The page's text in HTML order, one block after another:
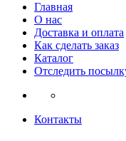
Главная
О нас
Доставка и оплата
Как сделать заказ
Каталог
Отследить
Контакты